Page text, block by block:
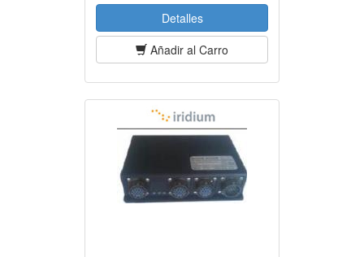
Detalles
Añadir al Carro